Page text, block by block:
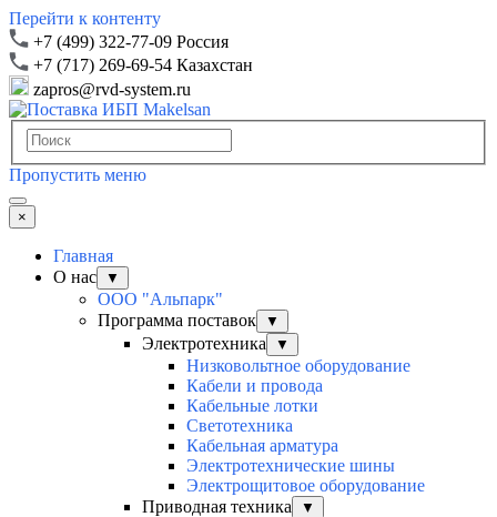
Перейти к контенту
+7 (499) 322-77-09 Россия
+7 (717) 269-69-54 Казахстан
zapros@rvd-system.ru
Пропустить меню
×
Главная
О нас
▼
ООО "Альпарк"
Программа поставок
▼
Электротехника ▼
Низковольтное оборудование
Кабели и провода
Кабельные лотки
Светотехника
Кабельная арматура
Электротехнические шины
Электрощитовое оборудование
Приводная техника
▼